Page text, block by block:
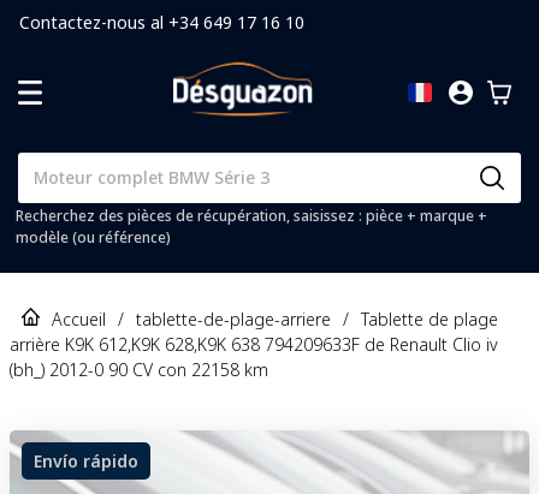
Contactez-nous al +34 649 17 16 10
Recherchez des pièces de récupération, saisissez : pièce + marque +
modèle (ou référence)
Accueil / tablette-de-plage-arriere / Tablette de plage
arrière K9K 612,K9K 628,K9K 638 794209633F de Renault Clio iv
(bh_) 2012-0 90 CV con 22158 km
Envío rápido